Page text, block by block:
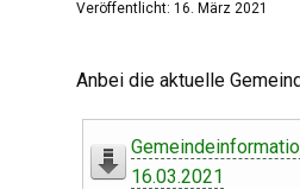
Leben in Oberdorf
Veröffentlicht: 16. März 2021
Anbei die aktuelle
16.03.2021